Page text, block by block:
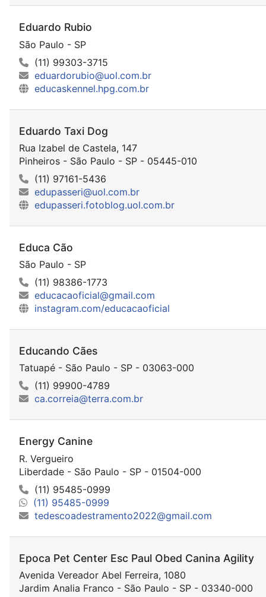
Eduardo Rubio
São Paulo - SP
(11) 99303-3715
eduardorubio@uol.com.br
educaskennel.hpg.com.br
Eduardo Taxi Dog
Rua Izabel de Castela, 147
Pinheiros - São Paulo - SP - 05445-010
(11) 97161-5436
edupasseri@uol.com.br
edupasseri.fotoblog.uol.com.br
Educa Cão
São Paulo - SP
(11) 98386-1773
educacaoficial@gmail.com
instagram.com/educacaoficial
Educando Cães
Tatuapé - São Paulo - SP - 03063-000
(11) 99900-4789
ca.correia@terra.com.br
Energy Canine
R. Vergueiro
Liberdade - São Paulo - SP - 01504-000
(11) 95485-0999
(11) 95485-0999
tedescoadestramento2022@gmail.com
Epoca Pet Center Esc Paul Obed Canina Agility
Avenida Vereador Abel Ferreira, 1080
Jardim Analia Franco - São Paulo - SP - 03340-000